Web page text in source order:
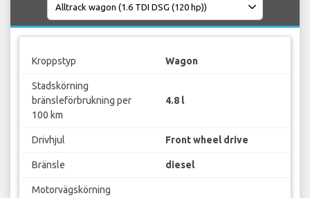
Kroppstyp Wagon
Stadskörning
bränsleförbrukning per
100 km
4.8 l
Drivhjul Front wheel drive
Bränsle diesel
Motorvägskörning